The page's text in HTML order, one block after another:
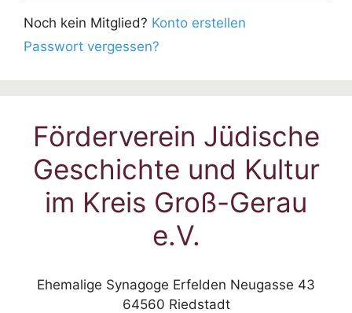
Noch kein Mitglied? Konto erstellen
Passwort vergessen?
Förderverein Jüdische
Geschichte und Kultur
im Kreis Groß-Gerau
e.V.
Ehemalige Synagoge Erfelden Neugasse 43
64560 Riedstadt